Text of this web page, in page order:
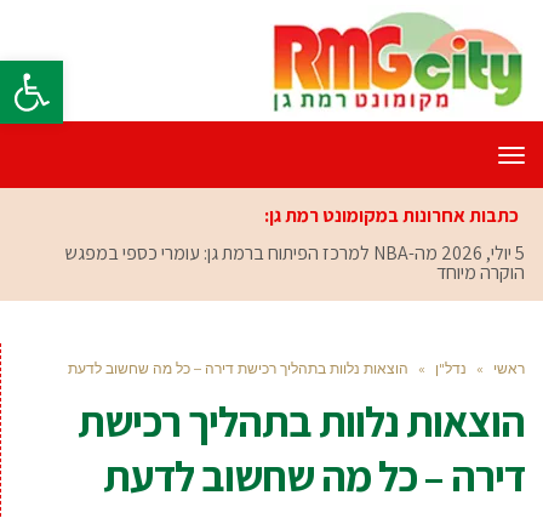
פתח
תפריט
כתבות אחרונות במקומונט רמת גן:
5 יולי, 2026
מה-NBA למרכז הפיתוח ברמת גן: עומרי כספי במפגש
הוקרה מיוחד
ראשי » נדל"ן » הוצאות נלוות בתהליך רכישת דירה – כל מה שחשוב לדעת
הוצאות נלוות בתהליך רכישת
דירה – כל מה שחשוב לדעת